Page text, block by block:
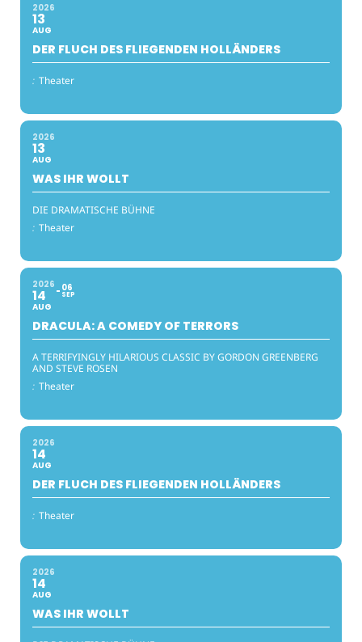
2026
13
AUG
DER FLUCH DES FLIEGENDEN HOLLÄNDERS
: Theater
2026
13
AUG
WAS IHR WOLLT
DIE DRAMATISCHE BÜHNE
: Theater
2026
14
AUG
06
SEP
DRACULA: A COMEDY OF TERRORS
A TERRIFYINGLY HILARIOUS CLASSIC BY GORDON GREENBERG
AND STEVE ROSEN
: Theater
2026
14
AUG
DER FLUCH DES FLIEGENDEN HOLLÄNDERS
: Theater
2026
14
AUG
WAS IHR WOLLT